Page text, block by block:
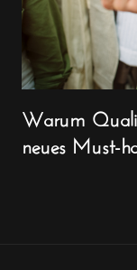
Warum
neues Must-